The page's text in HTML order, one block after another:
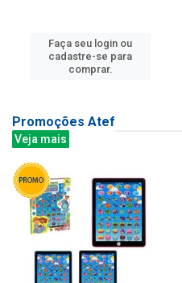
Faça seu login ou
cadastre-se para
comprar.
Promoções Atef
Veja mais